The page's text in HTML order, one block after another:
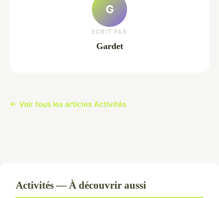
G
ECRIT PAR
Gardet
← Voir tous les articles Activités
Activités — À découvrir aussi